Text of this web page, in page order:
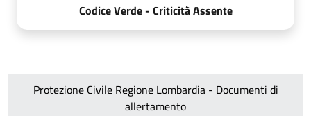
Codice Verde - Criticità Assente
Protezione Civile Regione Lombardia - Documenti di
allertamento